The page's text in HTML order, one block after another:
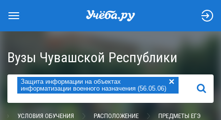
Вузы Чувашской Республики
Защита информации на объектах
информатизации военного назначения (56.05.06)
×
НАЙТИ
УСЛОВИЯ ОБУЧЕНИЯ РАСПОЛОЖЕНИЕ ПРЕДМЕТЫ ЕГЭ